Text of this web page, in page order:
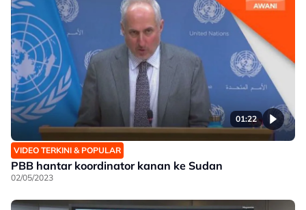
01:22
VIDEO TERKINI & POPULAR
PBB hantar koordinator kanan ke Sudan
02/05/2023